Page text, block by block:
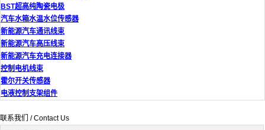
BST超高纯陶瓷电极
汽车水箱水温水位传感器
新能源汽车通讯线束
新能源汽车高压线束
新能源汽车充电连接器
控制电机线束
霍尔开关传感器
电液控制支架组件
联系我们 / Contact Us